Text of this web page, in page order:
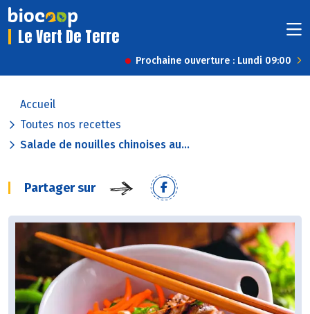
Le Vert De Terre
Prochaine ouverture : Lundi 09:00
Accueil
Toutes nos recettes
Salade de nouilles chinoises au...
Partager sur